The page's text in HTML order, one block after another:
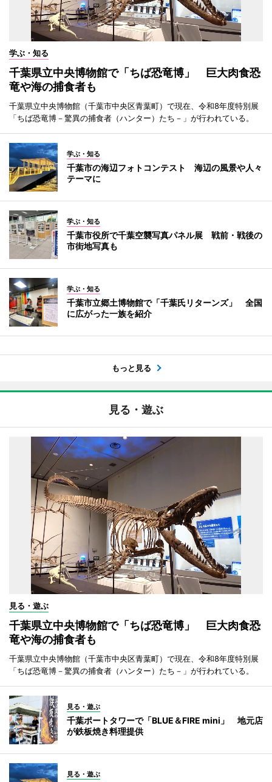
学ぶ・知る
千葉県立中央博物館で「ちば恐竜博」 巨大肉食恐
竜や海の捕食者も
千葉県立中央博物館（千葉市中央区青葉町）で現在、令和8年度特別展
「ちば恐竜博－驚異の捕食者（ハンター）たち－」が行われている。
学ぶ・知る
千葉市の海辺フォトコンテスト 海辺の風景や人々
テーマに
学ぶ・知る
千葉市役所で千葉空襲写真パネル展 戦前・戦後の
市街地写真も
学ぶ・知る
千葉市立郷土博物館で「千葉氏リターンズ」 全国
に広がった一族を紹介
もっと見る
見る・遊ぶ
見る・遊ぶ
千葉県立中央博物館で「ちば恐竜博」 巨大肉食恐
竜や海の捕食者も
千葉県立中央博物館（千葉市中央区青葉町）で現在、令和8年度特別展
「ちば恐竜博－驚異の捕食者（ハンター）たち－」が行われている。
見る・遊ぶ
千葉ポートタワーで「BLUE＆FIRE mini」 地元店
が鉄板焼き料理提供
見る・遊ぶ